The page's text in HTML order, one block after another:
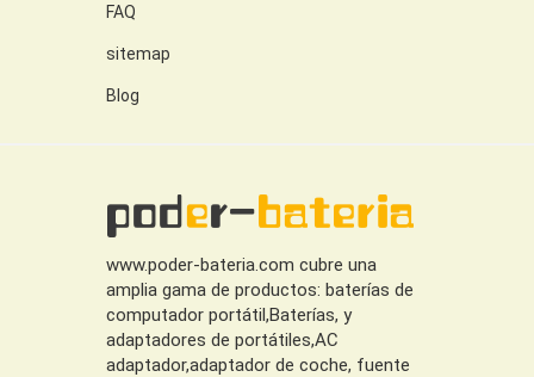
FAQ
sitemap
Blog
www.poder-bateria.com cubre una
amplia gama de productos: baterías de
computador portátil,Baterías, y
adaptadores de portátiles,AC
adaptador,adaptador de coche, fuente